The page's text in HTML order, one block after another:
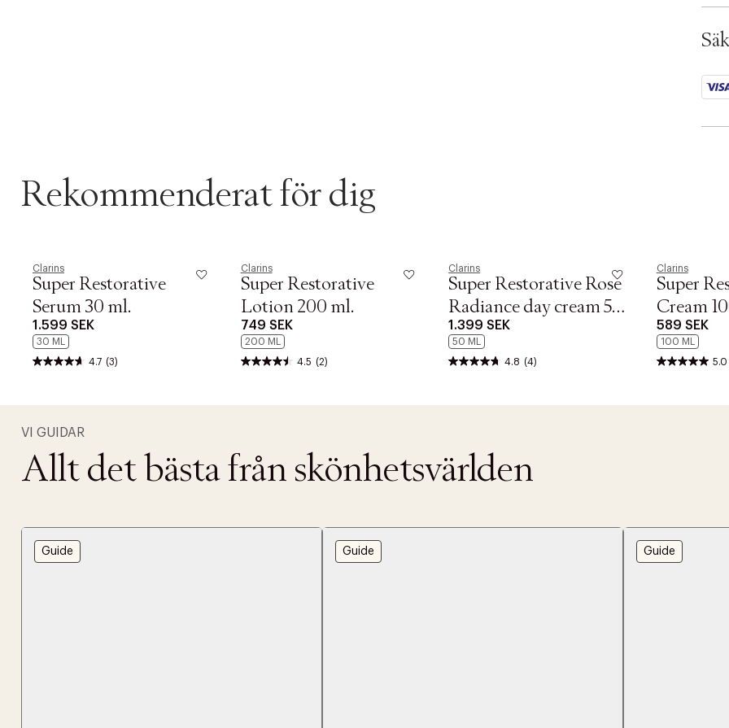
Rekommenderat för dig
Clarins
Super Restorative
Serum 30 ml.
1.599 SEK
30 ML
4.7 (3)
Clarins
Super Restorative
Lotion 200 ml.
749 SEK
200 ML
4.5 (2)
Clarins
Super Restorative Rose
Radiance day cream 50.
0 ML
1.399 SEK
50 ML
4.8 (4)
Clarins
Super
Cream
589 SEK
100 ML
5.0
VI GUIDAR
Allt det bästa från skönhetsvärlden
Guide Guide Guide